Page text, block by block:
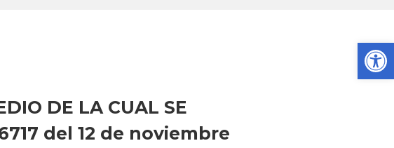
DE LA CUAL SE
del 12 de noviembre